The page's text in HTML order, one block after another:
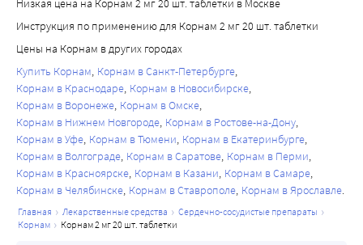
риск возникновения головокружения, нарушения зрения
и обморока. У пациентов старше 75 лет эффективность
применения препарата Корнам® снижена.
В связи с сосудорасширяющим действием теразозин
следует с осторожностью применять у пациентов с
заболеваниями сердца:
• отек легких, обусловленный стенозом аортального или
митрального клапана;
• сердечная недостаточность с высоким сердечным
выбросом;
• правожелудочковая сердечная недостаточность,
обусловленная тромбоэмболией легочной артерии или
Низкая цена на Корнам 2 мг 20 шт. таблетки в Москве
Инструкция по применению для Корнам 2 мг 20 шт. таблетки
Цены на Корнам в других городах
Купить Корнам Корнам в Санкт-Петербурге
Корнам в Краснодаре Корнам в Новосибирске
Корнам в Воронеже Корнам в Омске
Корнам в Нижнем Новгороде Корнам в Ростове-на-Дону
Корнам в Уфе Корнам в Тюмени Корнам в Екатеринбурге
Корнам в Волгограде Корнам в Саратове Корнам в Перми
Корнам в Красноярске Корнам в Казани Корнам в Самаре
Корнам в Челябинске Корнам в Ставрополе Корнам в Ярославле
главная лекарственные средства
сердечно-сосудистые препараты
корнам
корнам 2 мг 20 шт. таблетки